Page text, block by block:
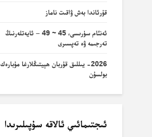
قۇرئاندا بەش ۋاقىت ناماز
ئەنئام سۈرىسى، 45 ~ 49 – ئايەتلەرنىڭ
تەرجىمە ۋە تەپسىرى
2026- يىللىق قۇربان ھېيتىڭلارغا مۇبارەك
بولسۇن
ئىجتىمائىي ئالاقە سۇپىلىرىدا